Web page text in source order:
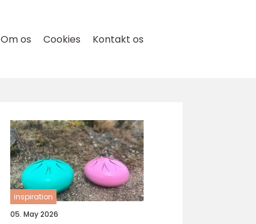
Om os Cookies Kontakt os
inspiration
05. May 2026